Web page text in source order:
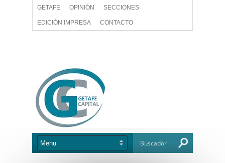
GETAFE OPINIÓN SECCIONES
EDICIÓN IMPRESA CONTACTO